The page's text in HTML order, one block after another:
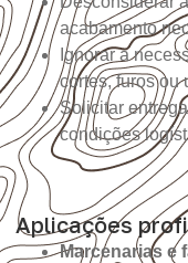
acabamento
Ignorar a
cortes, furos ou
Solicitar
condições
Aplicações
Marcenarias e